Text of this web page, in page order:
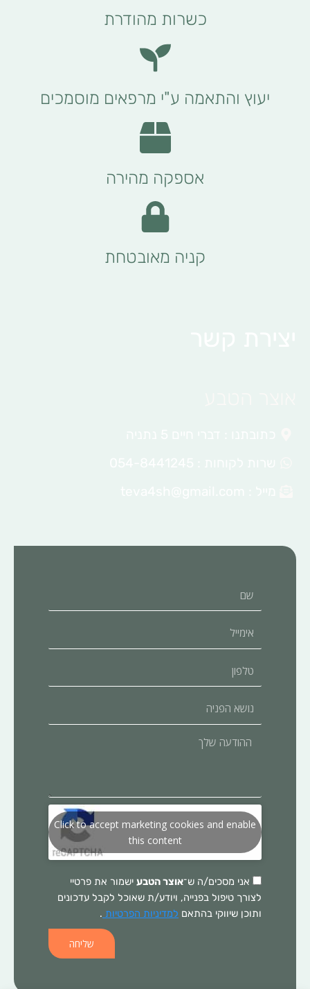
כשרות מהודרת
יעוץ והתאמה ע"י מרפאים מוסמכים
אספקה מהירה
קניה מאובטחת
הפניה
ההודעה
Click to accept marketing cookies and enable
this content
אני מסכים/ה ש־אוצר הטבע ישמור את פרטיי
לצורך טיפול בפנייה, ויודע/ת שאוכל לקבל עדכונים
ותוכן שיווקי בהתאם למדיניות הפרטיות .
שליחה